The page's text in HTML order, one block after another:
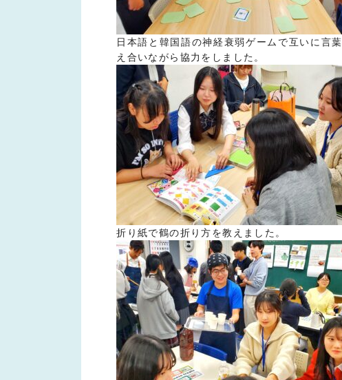
日本語と韓国語の神経衰弱ゲームで互いに言
え合いながら協力をしました。
折り紙で鶴の折り方を教えました。